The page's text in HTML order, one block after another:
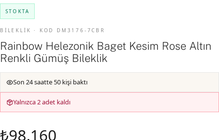
STOKTA
BİLEKLİK · KOD DM3176-7CBR
Rainbow Helezonik Baget Kesim Rose Altın
Renkli Gümüş Bileklik
Son 24 saatte 50 kişi baktı
Yalnızca 2 adet kaldı
₺98.160